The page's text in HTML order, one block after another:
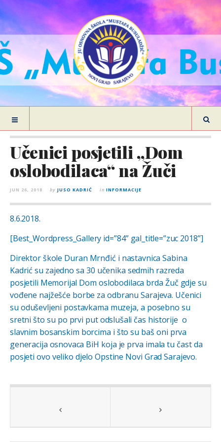
Učenici posjetili „Dom
oslobodilaca“ na Žuči
JUN 26, 2018 by JUSO KADRIĆ in INFORMACIJE
8.6.2018.
[Best_Wordpress_Gallery id=”84” gal_title=”zuc 2018”]
Direktor škole Duran Mrnđić i nastavnica Sabina
Kadrić su zajedno sa 30 učenika sedmih razreda
posjetili Memorijal Dom oslobodilaca brda Žuč gdje su
vođene najžešće borbe za odbranu Sarajeva. Učenici
su oduševljeni postavkama muzeja, a posebno su
sretni što su po prvi put odslušali čas historije o
slavnim bosanskim borcima i što su baš oni prva
generacija osnovaca BiH koja je prva imala tu čast da
posjeti ovo veliko djelo Opstine Novi Grad Sarajevo.